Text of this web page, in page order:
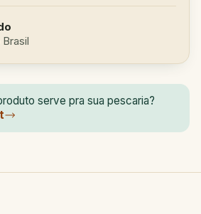
serve pra sua pescaria?